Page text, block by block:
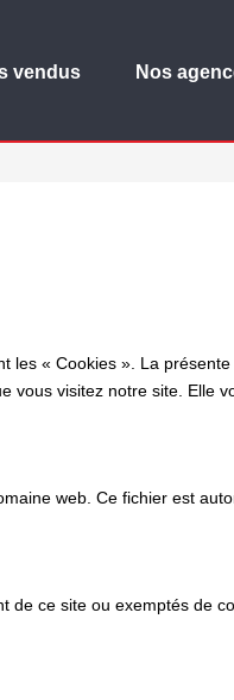
vendus Nos
les « Cookies ». La
vous visitez notre site. Elle
web. Ce fichier est
de ce site ou exemptés de